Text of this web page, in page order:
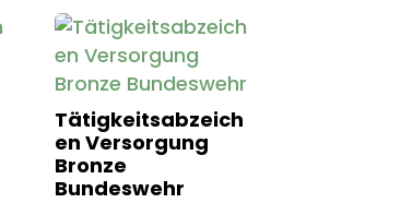
Tätigkeitsabzeich
en Versorgung
Bronze
Bundeswehr